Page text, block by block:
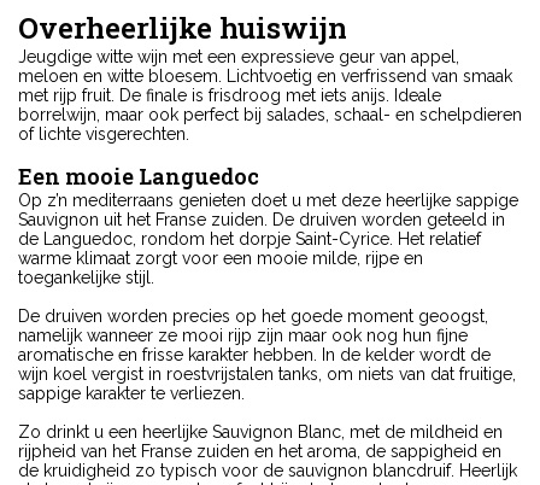
Overheerlijke huiswijn
Jeugdige witte wijn met een expressieve geur van appel,
meloen en witte bloesem. Lichtvoetig en verfrissend van smaak
met rijp fruit. De finale is frisdroog met iets anijs. Ideale
borrelwijn, maar ook perfect bij salades, schaal- en schelpdieren
of lichte visgerechten.
Een mooie Languedoc
Op z’n mediterraans genieten doet u met deze heerlijke sappige
Sauvignon uit het Franse zuiden. De druiven worden geteeld in
de Languedoc, rondom het dorpje Saint-Cyrice. Het relatief
warme klimaat zorgt voor een mooie milde, rijpe en
toegankelijke stijl.
De druiven worden precies op het goede moment geoogst,
namelijk wanneer ze mooi rijp zijn maar ook nog hun fijne
aromatische en frisse karakter hebben. In de kelder wordt de
wijn koel vergist in roestvrijstalen tanks, om niets van dat fruitige,
sappige karakter te verliezen.
Zo drinkt u een heerlijke Sauvignon Blanc, met de mildheid en
rijpheid van het Franse zuiden en het aroma, de sappigheid en
de kruidigheid zo typisch voor de sauvignon blancdruif. Heerlijk